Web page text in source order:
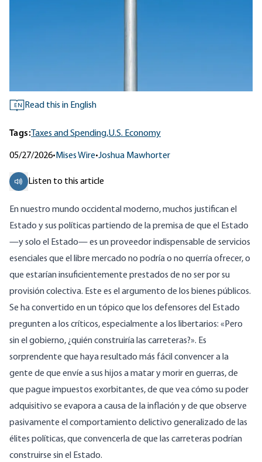
EN Read this in English
Tags: Taxes and Spending,U.S. Economy
05/27/2026• Mises Wire•Joshua Mawhorter
Listen to this article
En nuestro mundo occidental moderno, muchos justifican el
Estado y sus políticas partiendo de la premisa de que el Estado
—y solo el Estado— es un proveedor indispensable de servicios
esenciales que el libre mercado no podría o no querría ofrecer, o
que estarían insuficientemente prestados de no ser por su
provisión colectiva. Este es el argumento de los bienes públicos.
Se ha convertido en un tópico que los defensores del Estado
pregunten a los críticos, especialmente a los libertarios: «Pero
sin el gobierno, ¿quién construiría las carreteras?». Es
sorprendente que haya resultado más fácil convencer a la
gente de que envíe a sus hijos a matar y morir en guerras, de
que pague impuestos exorbitantes, de que vea cómo su poder
adquisitivo se evapora a causa de la inflación y de que observe
pasivamente el comportamiento delictivo generalizado de las
élites políticas, que convencerla de que las carreteras podrían
construirse sin el Estado.